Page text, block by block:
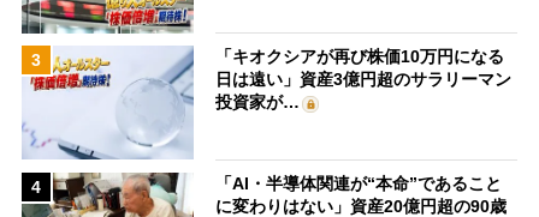
3
「キオクシアが再び株価10万円になる
日は遠い」資産3億円超のサラリーマン
投資家が…
4
「AI・半導体関連が“本命”であること
に変わりはない」資産20億円超の90歳